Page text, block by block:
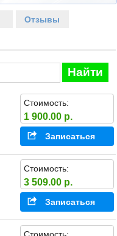
Отзывы
Найти
Стоимость:
1 900.00 р.
Записаться
Стоимость:
3 509.00 р.
Записаться